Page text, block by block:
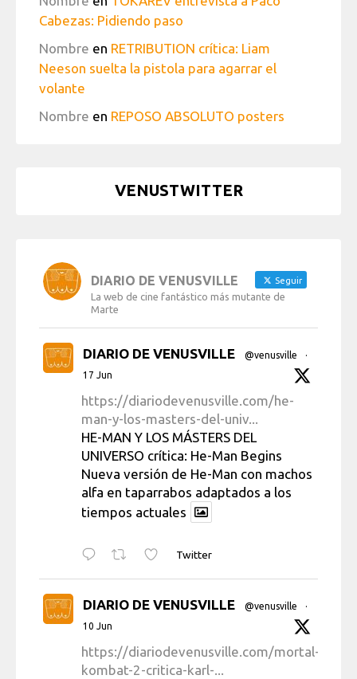
Cabezas: Pidiendo paso
Nombre en RETRIBUTION crítica: Liam
Neeson suelta la pistola para agarrar el
volante
Nombre en REPOSO ABSOLUTO posters
VENUSTWITTER
DIARIO DE VENUSVILLE Seguir
La web de cine fantástico más mutante de
Marte
DIARIO DE VENUSVILLE @venusville
·
17 Jun
https://diariodevenusville.com/he-
man-y-los-masters-del-univ...
HE-MAN Y LOS MÁSTERS DEL
UNIVERSO crítica: He-Man Begins
Nueva versión de He-Man con machos
alfa en taparrabos adaptados a los
tiempos actuales
Twitter
DIARIO DE VENUSVILLE @venusville
·
10 Jun
https://diariodevenusville.com/mortal-
kombat-2-critica-karl-...